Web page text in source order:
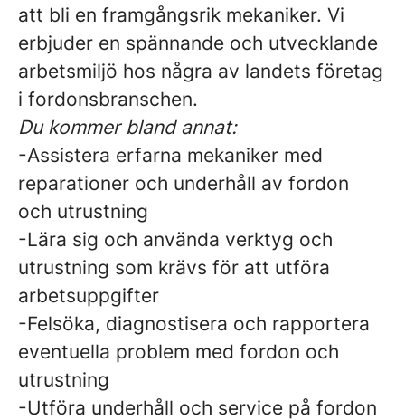
att bli en framgångsrik mekaniker. Vi
erbjuder en spännande och utvecklande
arbetsmiljö hos några av landets företag
i fordonsbranschen.
Du kommer bland annat:
-Assistera erfarna mekaniker med
reparationer och underhåll av fordon
och utrustning
-Lära sig och använda verktyg och
utrustning som krävs för att utföra
arbetsuppgifter
-Felsöka, diagnostisera och rapportera
eventuella problem med fordon och
utrustning
-Utföra underhåll och service på fordon